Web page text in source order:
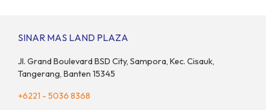
target. “Kami yakin target […]
SINAR MAS LAND PLAZA
Jl. Grand Boulevard BSD City, Sampora, Kec. Cisauk,
Tangerang, Banten 15345
+6221 - 5036 8368